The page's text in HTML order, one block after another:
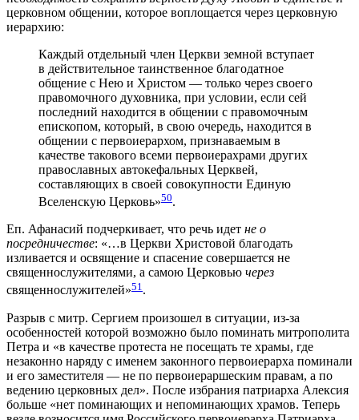
церковном общении, которое воплощается через церковную
иерархию:
Каждый отдельный член Церкви земной вступает
в действительное таинственное благодатное
общение с Нею и Христом — только через своего
правомочного духовника, при условии, если сей
последний находится в общении с правомочным
епископом, который, в свою очередь, находится в
общении с первоиерархом, признаваемым в
качестве такового всеми первоиерахрами других
православных автокефальных Церквей,
составляющих в своей совокупности Единую
Вселенскую Церковь»50.
Еп. Афанасий подчеркивает, что речь идет не о
посредничестве: «…в Церкви Христовой благодать
изливается и освящение и спасение совершается не
священнослужителями, а самою Церковью через
священнослужителей»51 .
Разрыв с митр. Сергием произошел в ситуации, из-за
особенностей которой возможно было поминать митрополита
Петра и «в качестве протеста не посещать те храмы, где
незаконно наряду с именем законного первоиерарха поминали
и его заместителя — не по первоиераршеским правам, а по
ведению церковных дел». После избрания патриарха Алексия
больше «нет поминающих и непоминающих храмов. Теперь